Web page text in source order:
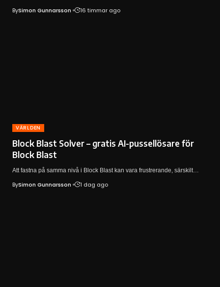
BySimon Gunnarsson 16 timmar ago
VÄRLDEN
Block Blast Solver – gratis AI-pussellösare för
Block Blast
Att fastna på samma nivå i Block Blast kan vara frustrerande, särskilt…
BySimon Gunnarsson 1 dag ago